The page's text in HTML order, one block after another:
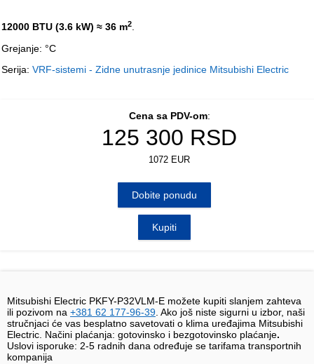
12000 BTU (3.6 kW) ≈ 36 m2.
Grejanje: °C
Serija: VRF-sistemi - Zidne unutrasnje jedinice Mitsubishi Electric
Cena sa PDV-om:
125 300 RSD
1072 EUR
Dobite ponudu
Kupiti
Mitsubishi Electric PKFY-P32VLM-E možete kupiti slanjem zahteva
ili pozivom na +381 62 177-96-39. Ako još niste sigurni u izbor, naši
stručnjaci će vas besplatno savetovati o klima uređajima Mitsubishi
Electric. Načini plaćanja: gotovinsko i bezgotovinsko plaćanje.
Uslovi isporuke: 2-5 radnih dana određuje se tarifama transportnih
kompanija